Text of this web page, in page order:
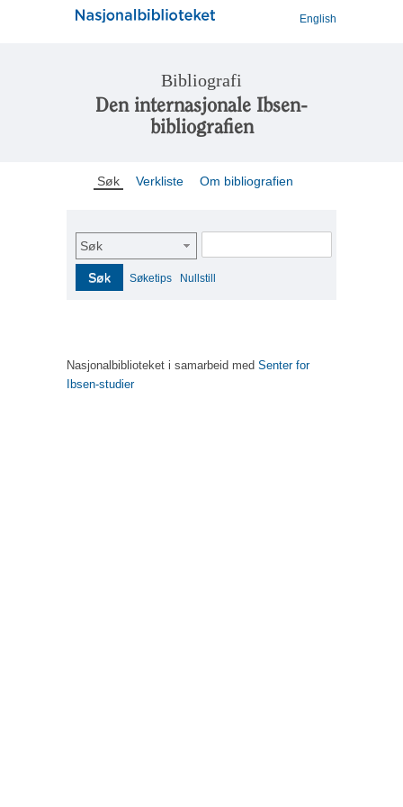
English
Bibliografi
Den internasjonale Ibsen-
bibliografien
Søk Verkliste Om bibliografien
Søk
Søk Søketips Nullstill
Nasjonalbiblioteket i samarbeid med Senter for
Ibsen-studier